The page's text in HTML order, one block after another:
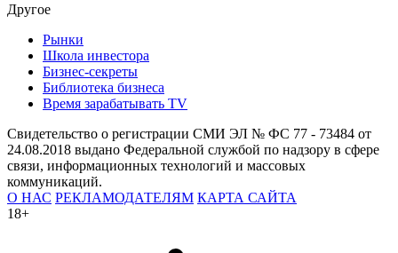
Другое
Рынки
Школа инвестора
Бизнес-секреты
Библиотека бизнеса
Время зарабатывать TV
Свидетельство о регистрации СМИ ЭЛ № ФС 77 - 73484 от
24.08.2018 выдано Федеральной службой по надзору в сфере
связи, информационных технологий и массовых
коммуникаций.
О НАС РЕКЛАМОДАТЕЛЯМ КАРТА САЙТА
18+